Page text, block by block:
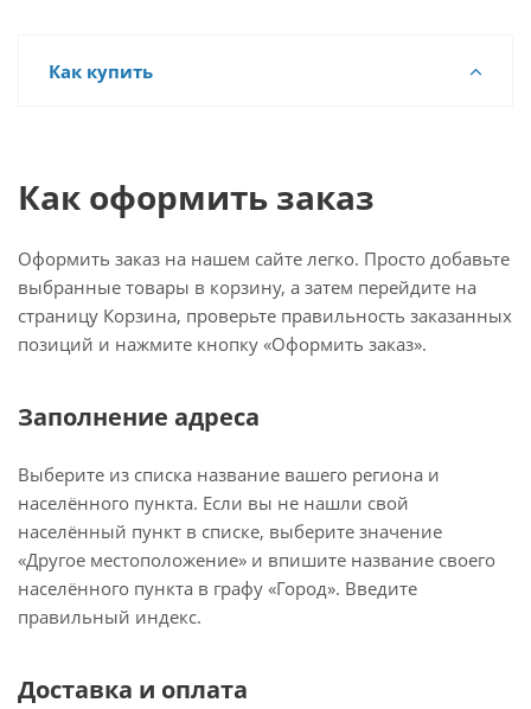
Как купить
Как оформить заказ
Оформить заказ на нашем сайте легко. Просто добавьте
выбранные товары в корзину, а затем перейдите на
страницу Корзина, проверьте правильность заказанных
позиций и нажмите кнопку «Оформить заказ».
Заполнение адреса
Выберите из списка название вашего региона и
населённого пункта. Если вы не нашли свой
населённый пункт в списке, выберите значение
«Другое местоположение» и впишите название своего
населённого пункта в графу «Город». Введите
правильный индекс.
Доставка и оплата